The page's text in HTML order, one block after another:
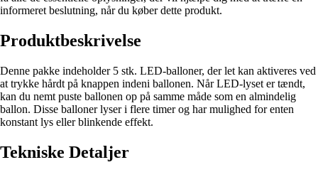
informeret beslutning, når du køber dette produkt.
Produktbeskrivelse
Denne pakke indeholder 5 stk. LED-balloner, der let kan aktiveres ved
at trykke hårdt på knappen indeni ballonen. Når LED-lyset er tændt,
kan du nemt puste ballonen op på samme måde som en almindelig
ballon. Disse balloner lyser i flere timer og har mulighed for enten
konstant lys eller blinkende effekt.
Tekniske Detaljer